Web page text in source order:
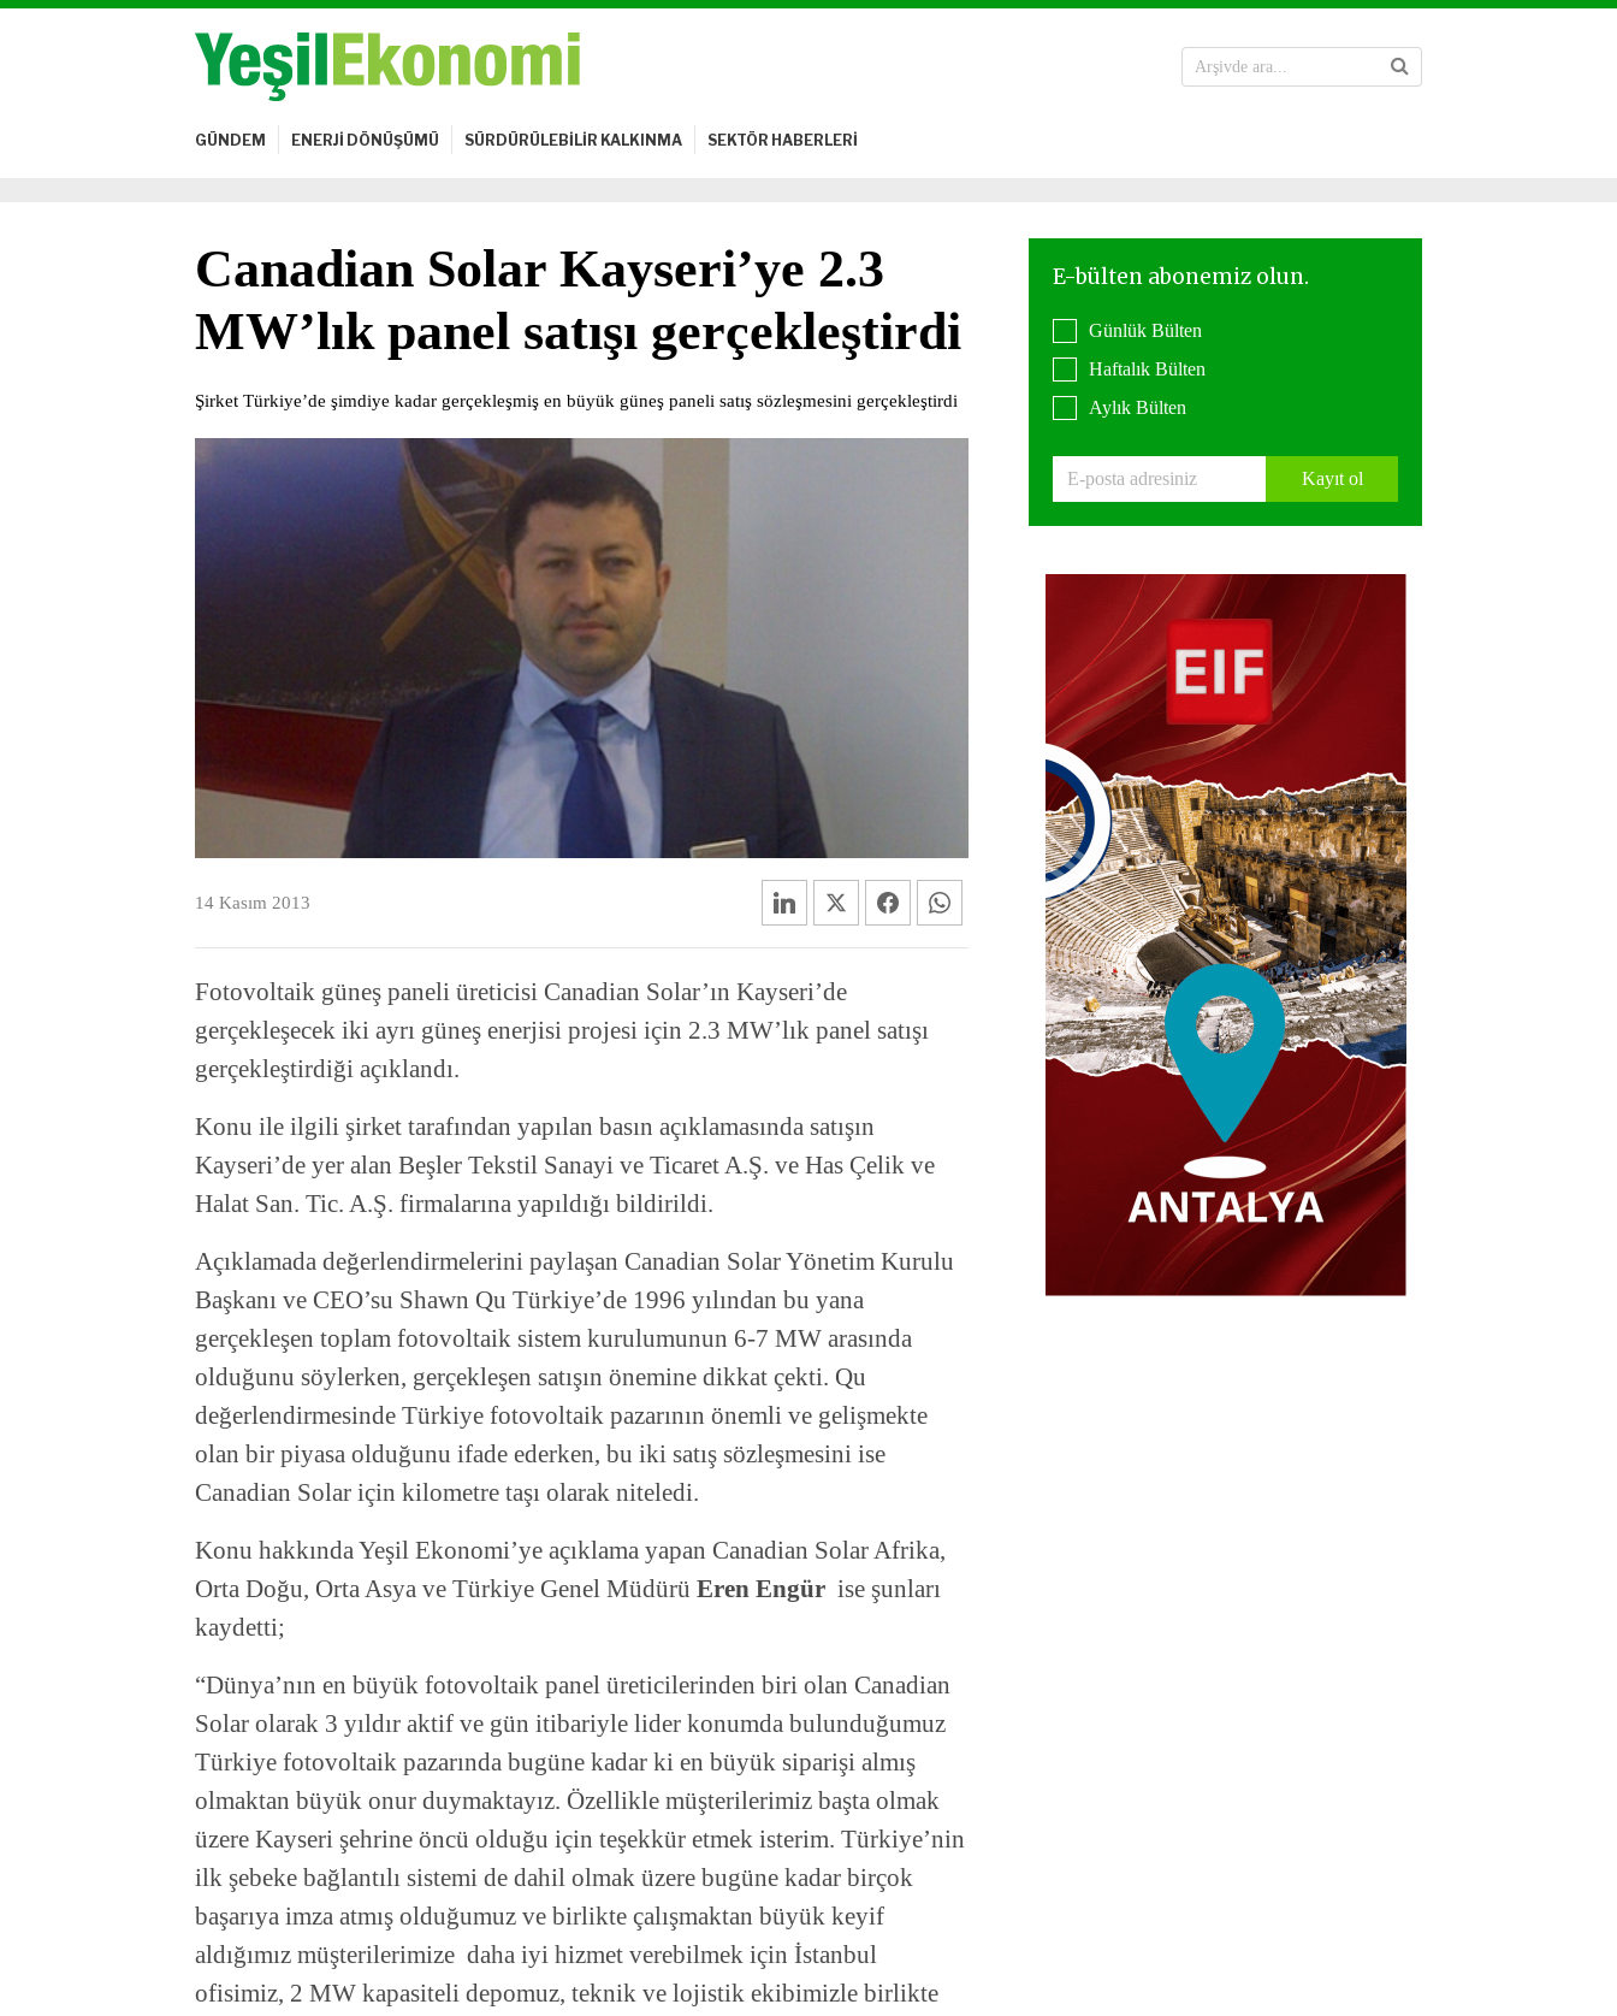
GÜNDEM ENERJİ DÖNÜŞÜMÜ SÜRDÜRÜLEBİLİR KALKINMA SEKTÖR HABERLERİ
Canadian Solar Kayseri’ye 2.3
MW’lık panel satışı gerçekleştirdi
Şirket Türkiye’de şimdiye kadar gerçekleşmiş en büyük güneş paneli satış sözleşmesini gerçekleştirdi
14 Kasım 2013
Fotovoltaik güneş paneli üreticisi Canadian Solar’ın Kayseri’de
gerçekleşecek iki ayrı güneş enerjisi projesi için 2.3 MW’lık panel satışı
gerçekleştirdiği açıklandı.
Konu ile ilgili şirket tarafından yapılan basın açıklamasında satışın
Kayseri’de yer alan Beşler Tekstil Sanayi ve Ticaret A.Ş. ve Has Çelik ve
Halat San. Tic. A.Ş. firmalarına yapıldığı bildirildi.
Açıklamada değerlendirmelerini paylaşan Canadian Solar Yönetim Kurulu
Başkanı ve CEO’su Shawn Qu Türkiye’de 1996 yılından bu yana
gerçekleşen toplam fotovoltaik sistem kurulumunun 6-7 MW arasında
olduğunu söylerken, gerçekleşen satışın önemine dikkat çekti. Qu
değerlendirmesinde Türkiye fotovoltaik pazarının önemli ve gelişmekte
olan bir piyasa olduğunu ifade ederken, bu iki satış sözleşmesini ise
Canadian Solar için kilometre taşı olarak niteledi.
Konu hakkında Yeşil Ekonomi’ye açıklama yapan Canadian Solar Afrika,
Orta Doğu, Orta Asya ve Türkiye Genel Müdürü Eren Engür ise şunları
kaydetti;
“Dünya’nın en büyük fotovoltaik panel üreticilerinden biri olan Canadian
Solar olarak 3 yıldır aktif ve gün itibariyle lider konumda bulunduğumuz
Türkiye fotovoltaik pazarında bugüne kadar ki en büyük siparişi almış
olmaktan büyük onur duymaktayız. Özellikle müşterilerimiz başta olmak
üzere Kayseri şehrine öncü olduğu için teşekkür etmek isterim. Türkiye’nin
ilk şebeke bağlantılı sistemi de dahil olmak üzere bugüne kadar birçok
başarıya imza atmış olduğumuz ve birlikte çalışmaktan büyük keyif
aldığımız müşterilerimize daha iyi hizmet verebilmek için İstanbul
ofisimiz, 2 MW kapasiteli depomuz, teknik ve lojistik ekibimizle birlikte
Günlük Bülten
Haftalık Bülten
Aylık Bülten
Kayıt ol